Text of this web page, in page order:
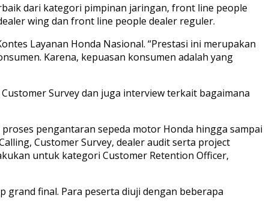
dari kategori pimpinan jaringan, front line people
wing dan front line people dealer reguler.
Layanan Honda Nasional. “Prestasi ini merupakan
Karena, kepuasan konsumen adalah yang
Survey dan juga interview terkait bagaimana
pengantaran sepeda motor Honda hingga sampai
Customer Survey, dealer audit serta project
untuk kategori Customer Retention Officer,
final. Para peserta diuji dengan beberapa